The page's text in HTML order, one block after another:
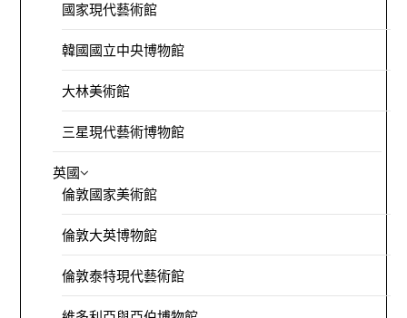
國家現代藝術館
韓國國立中央博物館
大林美術館
三星現代藝術博物館
英國
倫敦國家美術館
倫敦大英博物館
倫敦泰特現代藝術館